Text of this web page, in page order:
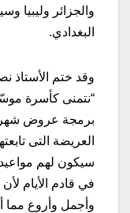
والجزائر وليبيا
البغدادي.
وقد ختم الأستاذ
“نتمنى كأسرة
برمجة عروض شهر
العريضة التى
سيكون لهم مواعيد
في قادم الأيام
وأجمل وأروع مما